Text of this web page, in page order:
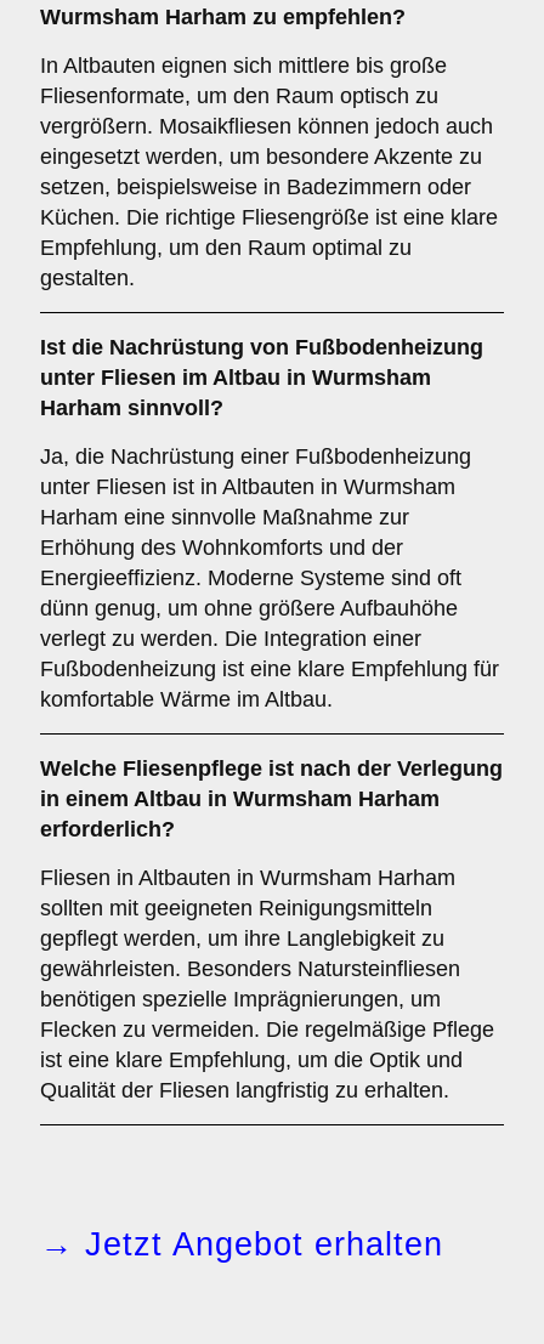
Wurmsham Harham zu empfehlen?
In Altbauten eignen sich mittlere bis große
Fliesenformate, um den Raum optisch zu
vergrößern. Mosaikfliesen können jedoch auch
eingesetzt werden, um besondere Akzente zu
setzen, beispielsweise in Badezimmern oder
Küchen. Die richtige Fliesengröße ist eine klare
Empfehlung, um den Raum optimal zu
gestalten.
Ist die Nachrüstung von Fußbodenheizung
unter Fliesen im Altbau in Wurmsham
Harham sinnvoll?
Ja, die Nachrüstung einer Fußbodenheizung
unter Fliesen ist in Altbauten in Wurmsham
Harham eine sinnvolle Maßnahme zur
Erhöhung des Wohnkomforts und der
Energieeffizienz. Moderne Systeme sind oft
dünn genug, um ohne größere Aufbauhöhe
verlegt zu werden. Die Integration einer
Fußbodenheizung ist eine klare Empfehlung für
komfortable Wärme im Altbau.
Welche Fliesenpflege ist nach der Verlegung
in einem Altbau in Wurmsham Harham
erforderlich?
Fliesen in Altbauten in Wurmsham Harham
sollten mit geeigneten Reinigungsmitteln
gepflegt werden, um ihre Langlebigkeit zu
gewährleisten. Besonders Natursteinfliesen
benötigen spezielle Imprägnierungen, um
Flecken zu vermeiden. Die regelmäßige Pflege
ist eine klare Empfehlung, um die Optik und
Qualität der Fliesen langfristig zu erhalten.
→ Jetzt Angebot erhalten